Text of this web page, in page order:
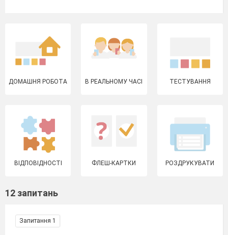
ДОМАШНЯ РОБОТА В РЕАЛЬНОМУ ЧАСІ ТЕСТУВАННЯ
ВІДПОВІДНОСТІ ФЛЕШ-КАРТКИ РОЗДРУКУВАТИ
12 запитань
Запитання 1